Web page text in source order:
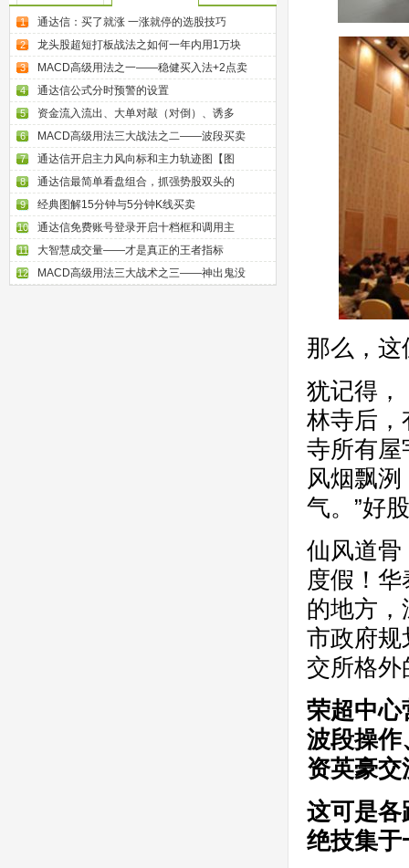
1 通达信：买了就涨 一涨就停的选股技巧
2 龙头股超短打板战法之如何一年内用1万块
3 MACD高级用法之一——稳健买入法+2点卖
4 通达信公式分时预警的设置
5 资金流入流出、大单对敲（对倒）、诱多
6 MACD高级用法三大战法之二——波段买卖
7 通达信开启主力风向标和主力轨迹图【图
8 通达信最简单看盘组合，抓强势股双头的
9 经典图解15分钟与5分钟K线买卖
10 通达信免费账号登录开启十档框和调用主
11 大智慧成交量——才是真正的王者指标
12 MACD高级用法三大战术之三——神出鬼没
那么，
犹记得，
林寺后，
寺所有屋
风烟飘
气。”好
仙风道骨
度假！
的地方
市政府规
交所格外
荣超中心
波段操作
资英豪
这可是各
绝技集于